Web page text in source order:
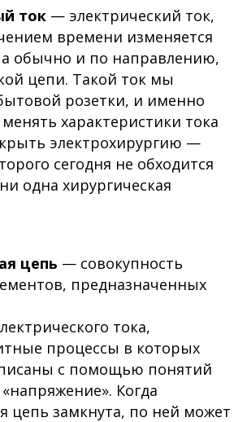
ток — электрический ток,
времени изменяется
обычно и по направлению,
цепи. Такой ток мы
розетки, и именно
характеристики тока
электрохирургию —
сегодня не обходится
одна хирургическая
цепь — совокупность
предназначенных
тока,
процессы в которых
с помощью понятий
Когда
цепь замкнута, по ней может